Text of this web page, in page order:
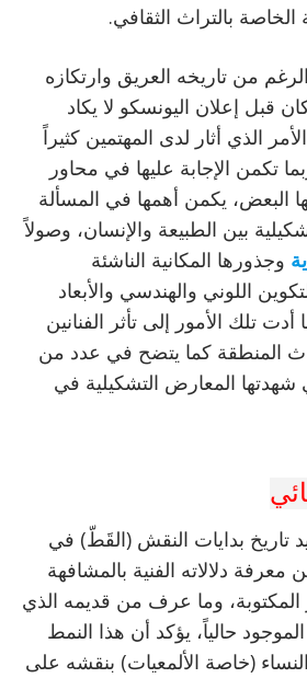
الخاصة بالتراث الثقافي.
من تاريخه العريق وارتكازه
قبل إعلان اليونسكو لا يكاد
الذي أثار لدى المهتمين كثيراً
تكمن الإجابة عليها في محاور
البعض، يكمن أهمها في المسألة
بين الطبيعة والإنسان، وصولاً
وجذورها المكانية الناشئة
اللوني والهندسي والأبعاد
أدت تلك الأمور إلى تأثر الفنانين
المنطقة كما يتضح في عدد من
شهدتها المعارض التشكيلية في
بدايات النقش (القَطّ) في
معرفة دلالاته الفنية بالمشافهة
وما عرف من قديمه الذي
الموجود حالياً، يؤكد أن هذا النمط
(خاصة الألمعيات) بنقشه على